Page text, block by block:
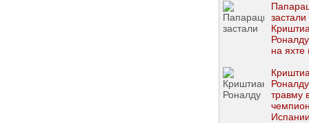
(ФОТО)
застали
на
травму